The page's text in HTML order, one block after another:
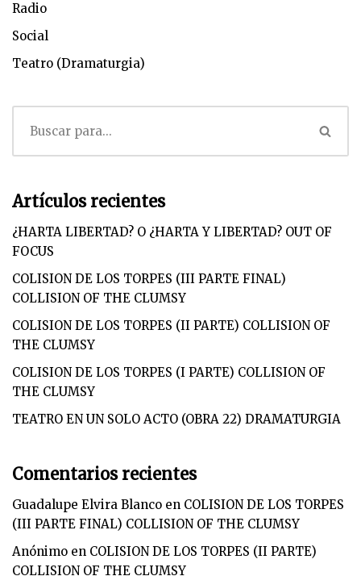
Radio
Social
Teatro (Dramaturgia)
Artículos recientes
¿HARTA LIBERTAD? O ¿HARTA Y LIBERTAD? OUT OF
FOCUS
COLISION DE LOS TORPES (III PARTE FINAL)
COLLISION OF THE CLUMSY
COLISION DE LOS TORPES (II PARTE) COLLISION OF
THE CLUMSY
COLISION DE LOS TORPES (I PARTE) COLLISION OF
THE CLUMSY
TEATRO EN UN SOLO ACTO (OBRA 22) DRAMATURGIA
Comentarios recientes
Guadalupe Elvira Blanco en COLISION DE LOS TORPES
(III PARTE FINAL) COLLISION OF THE CLUMSY
Anónimo en COLISION DE LOS TORPES (II PARTE)
COLLISION OF THE CLUMSY